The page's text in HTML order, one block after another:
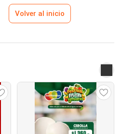
Volver al inicio